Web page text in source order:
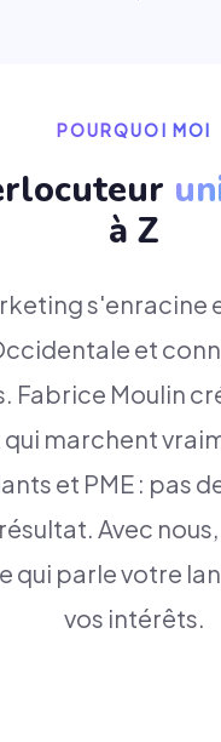
POURQUOI MOI
à Z
s'enracine
et
Fabrice Moulin
marchent
et PME : pas
Avec
qui parle votre
vos intérêts.